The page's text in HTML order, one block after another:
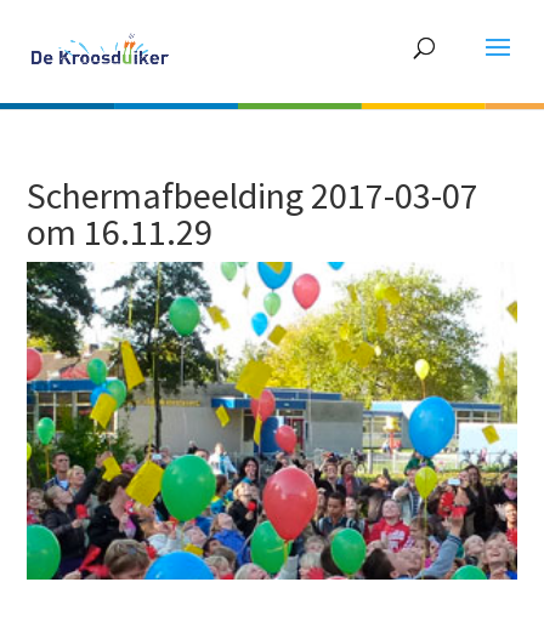
Schermafbeelding 2017-03-07
om 16.11.29